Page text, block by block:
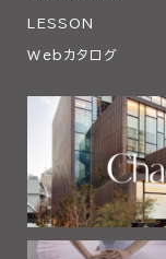
LESSON
Webカタログ